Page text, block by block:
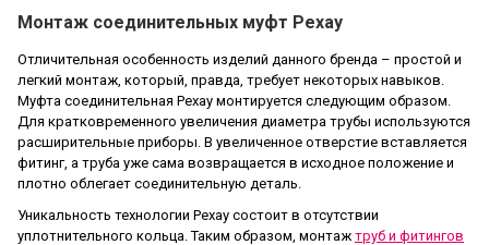
Монтаж соединительных муфт Рехау
Отличительная особенность изделий данного бренда – простой и
легкий монтаж, который, правда, требует некоторых навыков.
Муфта соединительная Рехау монтируется следующим образом.
Для кратковременного увеличения диаметра трубы используются
расширительные приборы. В увеличенное отверстие вставляется
фитинг, а труба уже сама возвращается в исходное положение и
плотно облегает соединительную деталь.
Уникальность технологии Рехау состоит в отсутствии
уплотнительного кольца. Таким образом, монтаж труб и фитингов